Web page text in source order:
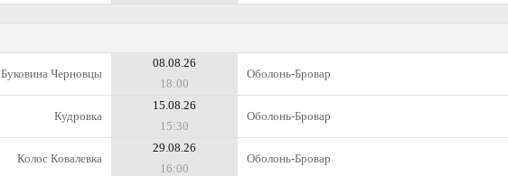
Буковина Черновцы
08.08.26
18:00
Оболонь-Бровар
Кудровка
15.08.26
15:30
Оболонь-Бровар
Колос Ковалевка
29.08.26
16:00
Оболонь-Бровар